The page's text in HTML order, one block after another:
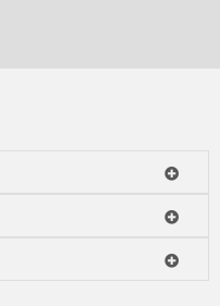
IMS no Rio de Janeiro será